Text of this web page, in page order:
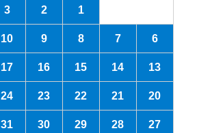
1
2
3
6
7
8
9
10
13
14
15
16
17
20
21
22
23
24
27
28
29
30
31